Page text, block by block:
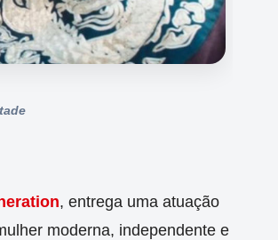
, entrega uma atuação
moderna, independente e